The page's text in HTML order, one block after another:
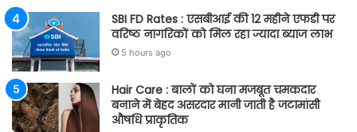
SBI FD Rates : एसबीआई की 12 महीने एफडी पर
वरिष्ठ नागरिकों को मिल रहा ज्यादा ब्याज लाभ
5 hours ago
Hair Care : बालों को घना मजबूत चमकदार
बनाने में बेहद असरदार मानी जाती है जटामांसी
औषधि प्राकृतिक